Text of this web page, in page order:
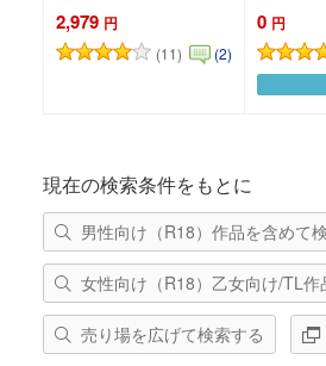
2,979 円
(11)
(2)
0 円
現在の検索条件をもとに
男性向け（R18）作品を含めて
女性向け（R18）乙女向け/TL作
売り場を広げて検索する